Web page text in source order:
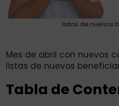
listas de nuevos
Mes de abril con nuevos
listas de nuevos
Tabla de